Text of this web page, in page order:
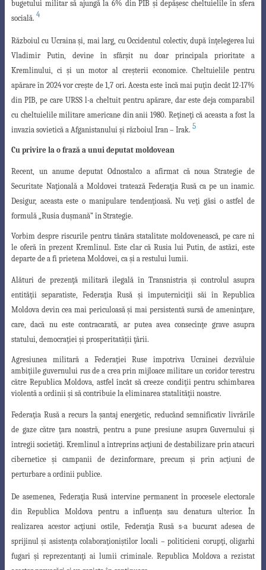
bugetului militar să ajungă la 6% din PIB şi depăşesc cheltuielile în sfera
socială. 4
Războiul cu Ucraina şi, mai larg, cu Occidentul colectiv, după înţelegerea lui
Vladimir Putin, devine în sfârşit nu doar principala prioritate a
Kremlinului, ci şi unmotor al creşterii economice. Cheltuielile pentru
apărare în 2024 vor creşte de 1,7 ori. Acesta este încă mai puţin decât 12-17%
din PIB, pe care URSS l-a cheltuit pentru apărare, dar este deja comparabil
cu cheltuielile militare americane din anii 1980. Reţineţi că aceasta a fost la
invazia sovietică a Afganistanului şi războiul Iran – Irak. 5
Cu privire la o frază a unui deputat moldovean
Recent, un anume deputat Odnostalco a afirmat că noua Strategie de
Securitate Naţională a Moldovei tratează Federaţia Rusă ca pe un inamic.
Desigur, aceasta este o manipulare tendenţioasă. Nu veţi găsi o astfel de
formulă „Rusia duşmană” în Strategie.
Vorbim despre riscurile pentru tânăra statalitate moldovenească, pe care ni
le oferă în prezent Kremlinul. Este clar că Rusia lui Putin, de astăzi, este
departe de a fi prietena Moldovei, ca şi a restului lumii.
Alături de prezenţă militară ilegală în Transnistria şi controlul asupra
entităţii separatiste, Federaţia Rusă şi împuterniciţii săi în Republica
Moldova devin cea mai periculoasă şi mai persistentă sursă de ameninţare,
care, dacă nu este contracarată, ar putea avea consecinţe grave asupra
statului, democraţiei şi prosperitatății ţării.
Agresiunea militară a Federaţiei Ruse împotriva Ucrainei dezvăluie
ambiţiile guvernului rus de a crea prin mijloace militare un coridor terestru
către Republica Moldova, astfel încât să creeze condiţii pentru schimbarea
violentă a ordinii şi să contribuie la eliminarea statalităţii noastre.
Federaţia Rusă a recurs la şantaj energetic, reducând semnificativ livrările
de gaze către ţara noastră, pentru a pune presiune asupra Guvernului şi
întregii societăţi. Kremlinul a întreprins acţiuni de destabilizare prin atacuri
cibernetice şi campanii de dezinformare, precum şi prin acţiuni de
perturbare a ordinii publice.
De asemenea, Federaţia Rusă intervine permanent în procesele electorale
din Republica Moldova pentru a influenţa sau denatura ulterior. În
realizarea acestoracţiuni ostile, Federaţia Rusă s-a bucurat adesea de
sprijinul şi asistenţa colaboraţioniştilor locali – politicieni corupţi, oligarhi
fugari şi reprezentanţi ai lumii criminale. Republica Moldova a rezistat